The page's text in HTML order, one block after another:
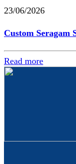
23/06/2026
Custom Seragam
Read more